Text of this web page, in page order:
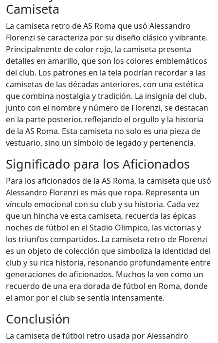
Camiseta
La camiseta retro de AS Roma que usó Alessandro
Florenzi se caracteriza por su diseño clásico y vibrante.
Principalmente de color rojo, la camiseta presenta
detalles en amarillo, que son los colores emblemáticos
del club. Los patrones en la tela podrían recordar a las
camisetas de las décadas anteriores, con una estética
que combina nostalgia y tradición. La insignia del club,
junto con el nombre y número de Florenzi, se destacan
en la parte posterior, reflejando el orgullo y la historia
de la AS Roma. Esta camiseta no solo es una pieza de
vestuario, sino un símbolo de legado y pertenencia.
Significado para los Aficionados
Para los aficionados de la AS Roma, la camiseta que usó
Alessandro Florenzi es más que ropa. Representa un
vínculo emocional con su club y su historia. Cada vez
que un hincha ve esta camiseta, recuerda las épicas
noches de fútbol en el Stadio Olimpico, las victorias y
los triunfos compartidos. La camiseta retro de Florenzi
es un objeto de colección que simboliza la identidad del
club y su rica historia, resonando profundamente entre
generaciones de aficionados. Muchos la ven como un
recuerdo de una era dorada de fútbol en Roma, donde
el amor por el club se sentía intensamente.
Conclusión
La camiseta de fútbol retro usada por Alessandro